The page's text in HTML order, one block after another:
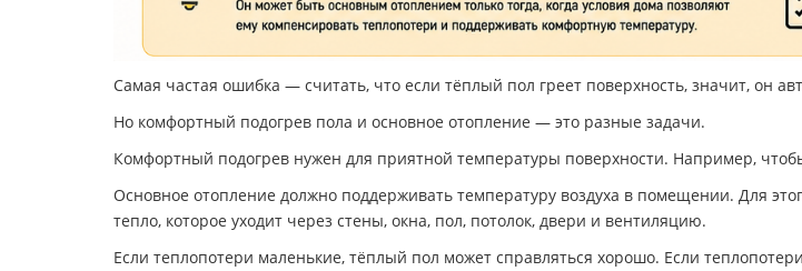
Самая частая ошибка — считать, что если тёплый пол греет поверхность, значит, он
Но комфортный подогрев пола и основное отопление — это разные задачи.
Комфортный подогрев нужен для приятной температуры поверхности. Например,
Основное отопление должно поддерживать температуру воздуха в помещении. Для
тепло, которое уходит через стены, окна, пол, потолок, двери и вентиляцию.
Если теплопотери маленькие, тёплый пол может справляться хорошо. Если